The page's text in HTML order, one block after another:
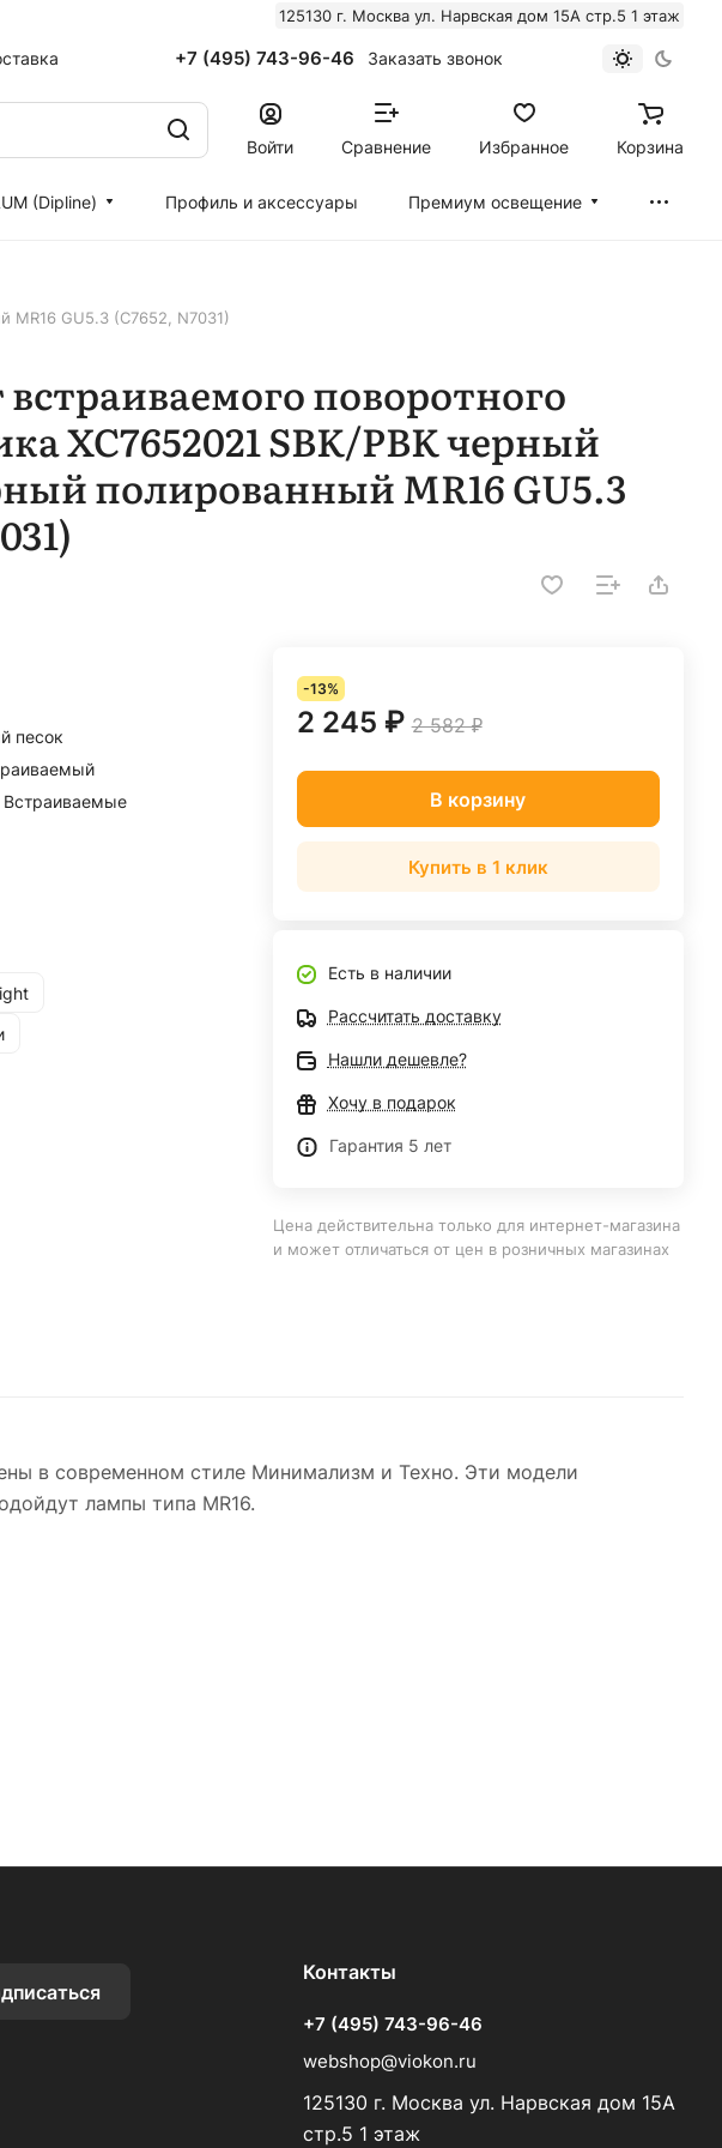
125130 г. Москва ул. Нарвская дом 15А стр.5 1 этаж
+7 (495) 743-96-46 Заказать звонок
Войти Сравнение Избранное Корзина
(Dipline) Профиль и аксессуары Премиум освещение
MR16 GU5.3 (C7652, N7031)
поворотного
XC7652021 SBK/PBK черный
полированный MR16 GU5.3
песок
Встраиваемые
-13%
2 245 ₽ 2 582 ₽
В корзину
Купить в 1 клик
Есть в наличии
Рассчитать доставку
Нашли дешевле?
Хочу в подарок
Гарантия 5 лет
Цена действительна только для интернет-магазина
и может отличаться от цен в розничных магазинах
в современном стиле Минимализм и Техно. Эти модели
лампы типа MR16.
Контакты
+7 (495) 743-96-46
webshop@viokon.ru
125130 г. Москва ул. Нарвская дом 15А
стр.5 1 этаж